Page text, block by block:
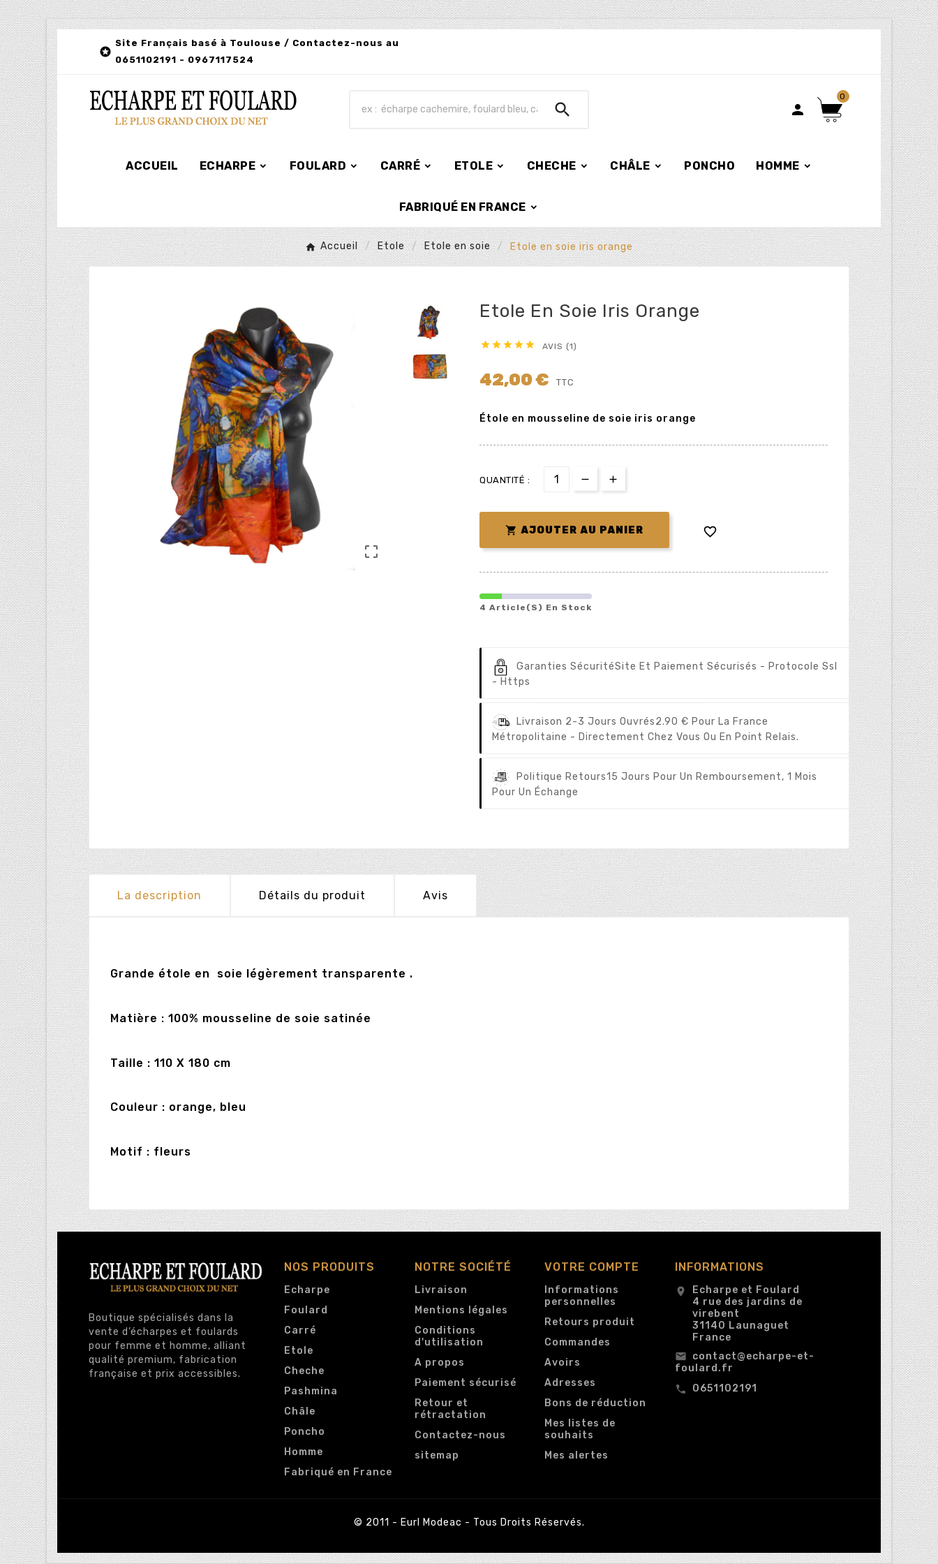

Site Français basé à Toulouse / Contactez-nous au
0651102191 - 0967117524
 
0
ACCUEIL ECHARPE FOULARD CARRÉ ETOLE CHECHE CHÂLE PONCHO HOMME
FABRIQUÉ EN FRANCE
Accueil Etole Etole en soie Etole en soie iris orange

Etole En Soie Iris Orange
     AVIS (1)
42,00 € TTC
Étole en mousseline de soie iris orange
QUANTITÉ :
 AJOUTER AU PANIER 
4 Article(s) En Stock
Garanties SécuritéSite Et Paiement Sécurisés - Protocole Ssl
- Https
Livraison 2-3 Jours Ouvrés2.90 € Pour La France
Métropolitaine - Directement Chez Vous Ou En Point Relais.
Politique Retours15 Jours Pour Un Remboursement, 1 Mois
Pour Un Échange
La description Détails du produit Avis
Grande étole en soie légèrement transparente .
Matière : 100% mousseline de soie satinée
Taille : 110 X 180 cm
Couleur : orange, bleu
Motif : fleurs
Boutique spécialisés dans la
vente d’écharpes et foulards
pour femme et homme, alliant
qualité premium, fabrication
française et prix accessibles.
NOS PRODUITS
Echarpe
Foulard
Carré
Etole
Cheche
Pashmina
Châle
Poncho
Homme
Fabriqué en France
NOTRE SOCIÉTÉ
Livraison
Mentions légales
Conditions
d'utilisation
A propos
Paiement sécurisé
Retour et
rétractation
Contactez-nous
sitemap
VOTRE COMPTE
Informations
personnelles
Retours produit
Commandes
Avoirs
Adresses
Bons de réduction
Mes listes de
souhaits
Mes alertes
INFORMATIONS
location_on
Echarpe et Foulard
4 rue des jardins de
virebent
31140 Launaguet
France
email contact@echarpe-et-
foulard.fr
call
0651102191
© 2011 - Eurl Modeac - Tous Droits Réservés.